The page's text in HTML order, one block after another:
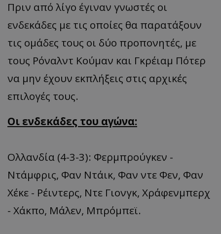
Πριν από λίγο έγιναν γνωστές οι
ενδεκάδες με τις οποίες θα παρατάξουν
τις ομάδες τους οι δύο προπονητές, με
τους Ρόναλντ Κούμαν και Γκρέιαμ Πότερ
να μην έχουν εκπλήξεις στις αρχικές
επιλογές τους.
Οι ενδεκάδες του αγώνα:
Ολλανδία (4-3-3): Φερμπρούγκεν -
Ντάμφρις, Φαν Ντάικ, Φαν ντε Φεν, Φαν
Χέκε - Ρέιντερς, Ντε Γιονγκ, Χράφενμπερχ
- Χάκπο, Μάλεν, Μπρόμπεϊ.